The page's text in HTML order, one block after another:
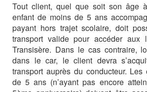
Tout client, quel que soit son âge à
enfant de moins de 5 ans
payant hors trajet scolaire, doit
transport valide pour accéder aux
Transisère. Dans le cas contraire,
dans le car, le client devra
transport auprès du conducteur.
de 5 ans (n’ayant pas encore